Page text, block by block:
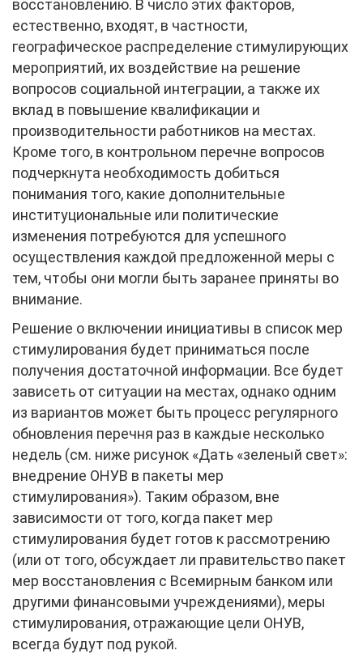
восстановлению. В число этих факторов,
естественно, входят, в частности,
географическое распределение стимулирующих
мероприятий, их воздействие на решение
вопросов социальной интеграции, а также их
вклад в повышение квалификации и
производительности работников на местах.
Кроме того, в контрольном перечне вопросов
подчеркнута необходимость добиться
понимания того, какие дополнительные
институциональные или политические
изменения потребуются для успешного
осуществления каждой предложенной меры с
тем, чтобы они могли быть заранее приняты во
внимание.
Решение о включении инициативы в список мер
стимулирования будет приниматься после
получения достаточной информации. Все будет
зависеть от ситуации на местах, однако одним
из вариантов может быть процесс регулярного
обновления перечня раз в каждые несколько
недель (см. ниже рисунок «Дать «зеленый свет»:
внедрение ОНУВ в пакеты мер
стимулирования»). Таким образом, вне
зависимости от того, когда пакет мер
стимулирования будет готов к рассмотрению
(или от того, обсуждает ли правительство пакет
мер восстановления с Всемирным банком или
другими финансовыми учреждениями), меры
стимулирования, отражающие цели ОНУВ,
всегда будут под рукой.